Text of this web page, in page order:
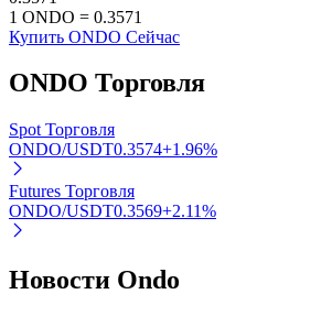
Bitrue Партнеры
1 ONDO = 0.3571
Купить ONDO Сейчас
ONDO Торговля
Spot Торговля
ONDO/USDT0.3574+1.96%
Futures Торговля
ONDO/USDT0.3569+2.11%
Новости Ondo